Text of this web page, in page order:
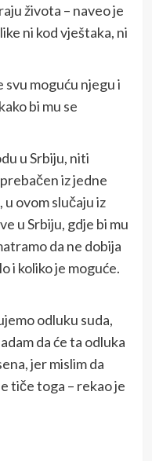
života – naveo je
ni kod vještaka, ni
svu moguću njegu i
bi mu se
u Srbiju, niti
iz jedne
ovom slučaju iz
u Srbiju, gdje bi mu
da ne dobija
i koliko je moguće.
odluku suda,
da će ta odluka
jer mislim da
tiče toga – rekao je